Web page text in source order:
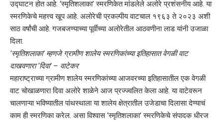
उद्घाटन होत आहे. ‘स्मृतिशलाका’ स्मरणिकेत मांडलेले अलोरे प्रशंसनीय आहे. या
स्मरणिकेचे महत्त्व खूप आहे. अलोरेची प्रकल्पीय वाटचाल १९६३ ते २०२३ अशी
साठ वर्षांची आहे. गजबजण्याच्या पूर्वीच्या अलोरेतील आठवणीना लाड यांनी उजाळा
दिला.
‘स्मृतिशलाका’ म्हणजे ग्रामीण शालेय स्मरणिकांच्या इतिहासात वेगळी वाट
दाखवणारा ‘दिवा’ – वाटेकर
महाराष्ट्राच्या ग्रामीण शालेय स्मरणिकांच्या आजवरच्या इतिहासातील एक वेगळी
वाट चोखाळणारा दिवा अलोरे शाळेने आज प्रज्ज्वलित केला आहे. या वाटेवरून
चालणाऱ्या भविष्यातील पांथस्थाला या शालेय क्षेत्रातील उजेडाचा दिलासा देण्याचं
काम ही स्मरणिका करेल. असा विश्वास ‘स्मृतिशलाका’ स्मरणिकेचे संपादक धीरज